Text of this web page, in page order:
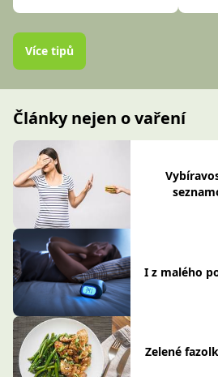
Více tipů
Články nejen o vaření
I z malého
Zelené